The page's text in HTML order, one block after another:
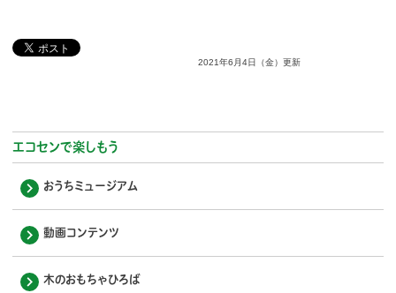
2021年6月4日（金）更新
エコセンで楽しもう
おうちミュージアム
動画コンテンツ
木のおもちゃひろば